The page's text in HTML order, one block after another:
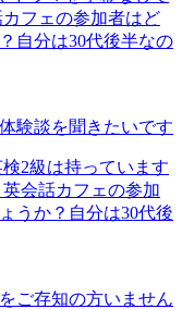
フェの参加者はど
自分は30代後半なの
験談を聞きたいです
2級は持っています
会話カフェの参加
うか？自分は30代後
ご存知の方いません